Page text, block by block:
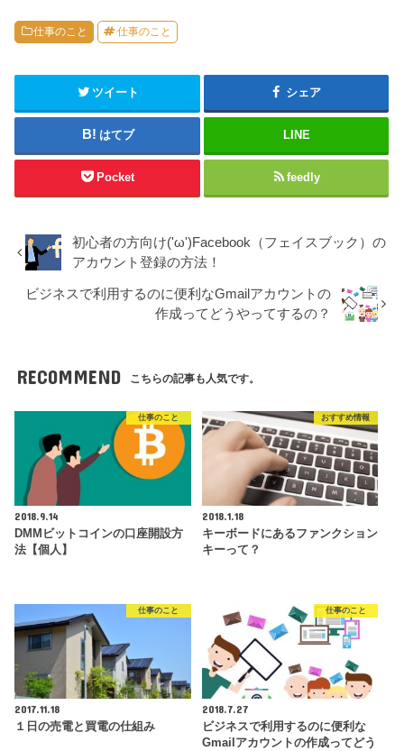
仕事のこと 仕事のこと
ツイート シェア
はてブ LINE
Pocket feedly
初心者の方向け('ω')Facebook（フェイスブック）の
アカウント登録の方法！
ビジネスで利用するのに便利なGmailアカウントの
作成ってどうやってするの？
RECOMMEND こちらの記事も人気です。
仕事のこと
2018.9.14
DMMビットコインの口座開設方
法【個人】
おすすめ情報
2018.1.18
キーボードにあるファンクション
キーって？
仕事のこと
2017.11.18
１日の売電と買電の仕組み
仕事のこと
2018.7.27
ビジネスで利用するのに便利な
Gmailアカウントの作成ってどう